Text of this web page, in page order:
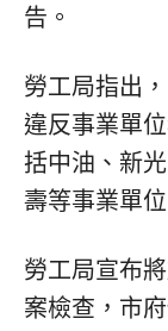
告。
勞工局指出
違反事業單
括中油、新
壽等事業單
勞工局宣布
案檢查，市